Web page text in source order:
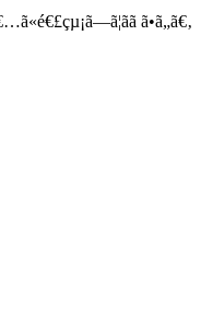
ã•ã„ã€‚